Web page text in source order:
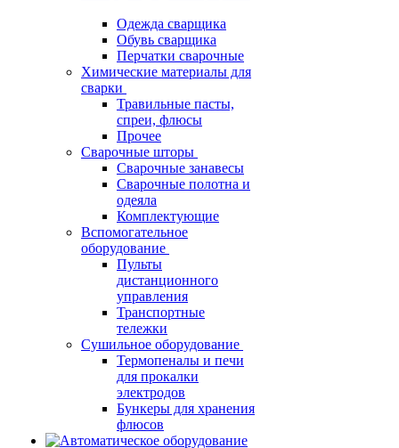
Одежда сварщика
Обувь сварщика
Перчатки сварочные
Химические материалы для
сварки
Травильные пасты,
спреи, флюсы
Прочее
Сварочные шторы
Сварочные занавесы
Сварочные полотна и
одеяла
Комплектующие
Вспомогательное
оборудование
Пульты
дистанционного
управления
Транспортные
тележки
Сушильное оборудование
Термопеналы и печи
для прокалки
электродов
Бункеры для хранения
флюсов